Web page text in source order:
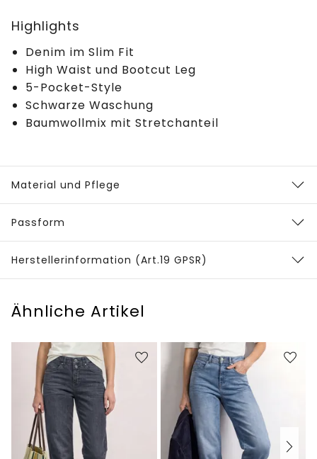
Highlights
Denim im Slim Fit
High Waist und Bootcut Leg
5-Pocket-Style
Schwarze Waschung
Baumwollmix mit Stretchanteil
Material und Pflege
Passform
Herstellerinformation (Art.19 GPSR)
Ähnliche Artikel